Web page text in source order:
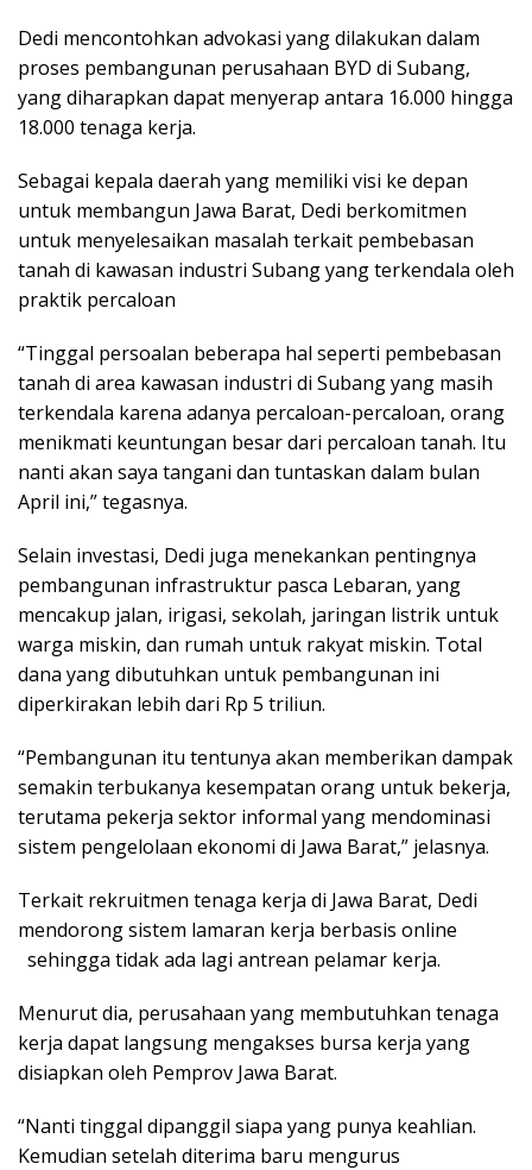
Dedi mencontohkan advokasi yang dilakukan dalam
proses pembangunan perusahaan BYD di Subang,
yang diharapkan dapat menyerap antara 16.000 hingga
18.000 tenaga kerja.
Sebagai kepala daerah yang memiliki visi ke depan
untuk membangun Jawa Barat, Dedi berkomitmen
untuk menyelesaikan masalah terkait pembebasan
tanah di kawasan industri Subang yang terkendala oleh
praktik percaloan
“Tinggal persoalan beberapa hal seperti pembebasan
tanah di area kawasan industri di Subang yang masih
terkendala karena adanya percaloan-percaloan, orang
menikmati keuntungan besar dari percaloan tanah. Itu
nanti akan saya tangani dan tuntaskan dalam bulan
April ini,” tegasnya.
Selain investasi, Dedi juga menekankan pentingnya
pembangunan infrastruktur pasca Lebaran, yang
mencakup jalan, irigasi, sekolah, jaringan listrik untuk
warga miskin, dan rumah untuk rakyat miskin. Total
dana yang dibutuhkan untuk pembangunan ini
diperkirakan lebih dari Rp 5 triliun.
“Pembangunan itu tentunya akan memberikan dampak
semakin terbukanya kesempatan orang untuk bekerja,
terutama pekerja sektor informal yang mendominasi
sistem pengelolaan ekonomi di Jawa Barat,” jelasnya.
Terkait rekruitmen tenaga kerja di Jawa Barat, Dedi
mendorong sistem lamaran kerja berbasis online
sehingga tidak ada lagi antrean pelamar kerja.
Menurut dia, perusahaan yang membutuhkan tenaga
kerja dapat langsung mengakses bursa kerja yang
disiapkan oleh Pemprov Jawa Barat.
“Nanti tinggal dipanggil siapa yang punya keahlian.
Kemudian setelah diterima baru mengurus